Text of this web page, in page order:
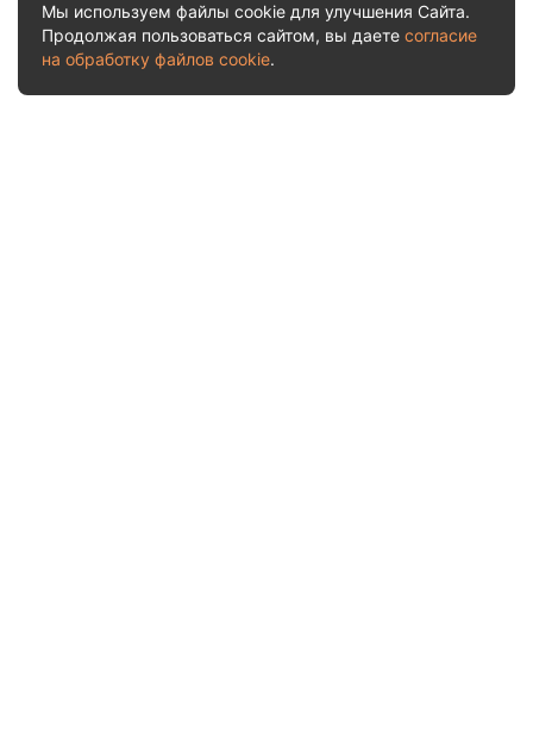
Мы используем файлы cookie для улучшения Сайта.
Продолжая пользоваться сайтом, вы даете согласие
на обработку файлов cookie.